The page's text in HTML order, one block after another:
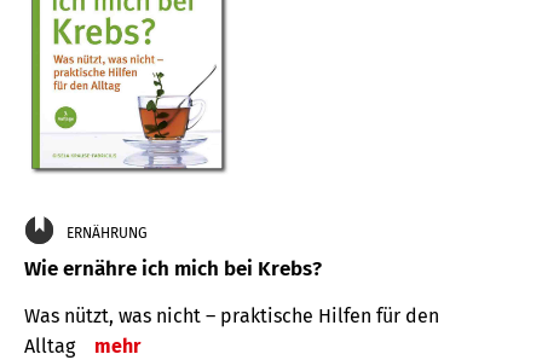
ERNÄHRUNG
Wie ernähre ich mich bei Krebs?
Was nützt, was nicht – praktische Hilfen für den
Alltag
mehr